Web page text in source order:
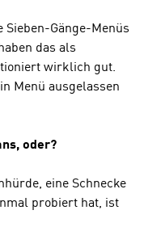
Gänge-Menüs
das als
wirklich gut.
Menü ausgelassen
oder?
eine Schnecke
probiert hat, ist